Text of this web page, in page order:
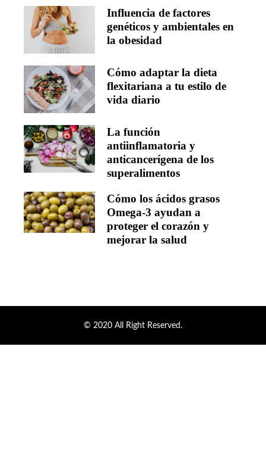
Influencia de factores
genéticos y ambientales en
la obesidad
Cómo adaptar la dieta
flexitariana a tu estilo de
vida diario
La función
antiinflamatoria y
anticancerígena de los
superalimentos
Cómo los ácidos grasos
Omega-3 ayudan a
proteger el corazón y
mejorar la salud
© 2020 All Right Reserved.